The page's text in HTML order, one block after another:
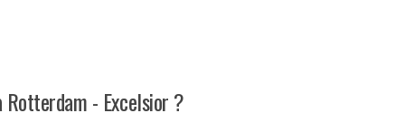
- Excelsior ?